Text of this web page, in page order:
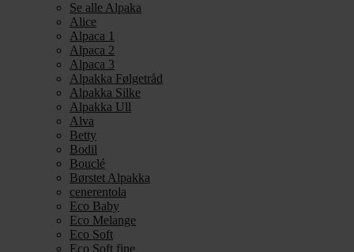
Se alle Alpaka
Alice
Alpaca 1
Alpaca 2
Alpaca 3
Alpakka Følgetråd
Alpakka Silke
Alpakka Ull
Alva
Betty
Bodil
Bouclé
Børstet Alpakka
cenerentola
Eco Baby
Eco Melange
Eco Soft
Eco Soft fine